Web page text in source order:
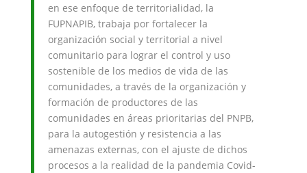
en ese enfoque de territorialidad, la
FUPNAPIB, trabaja por fortalecer la
organización social y territorial a nivel
comunitario para lograr el control y uso
sostenible de los medios de vida de las
comunidades, a través de la organización y
formación de productores de las
comunidades en áreas prioritarias del PNPB,
para la autogestión y resistencia a las
amenazas externas, con el ajuste de dichos
procesos a la realidad de la pandemia Covid-